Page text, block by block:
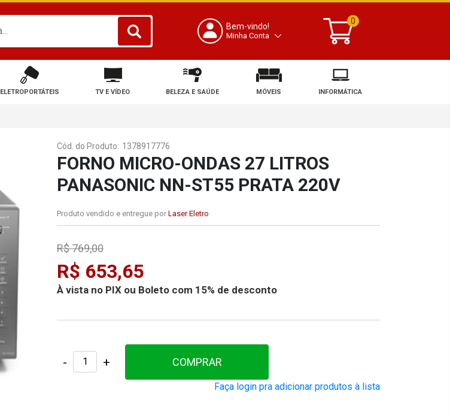
Bem-vindo!
Minha Conta
0
ELETROPORTÁTEIS TV E VÍDEO BELEZA E SAÚDE MÓVEIS INFORMÁTICA
Cód. do Produto: 1378917776
FORNO MICRO-ONDAS 27 LITROS
PANASONIC NN-ST55 PRATA 220V
Produto vendido e entregue por Laser Eletro
R$ 653,65
À vista no PIX ou Boleto com 15% de desconto
R$ 769,00
- + COMPRAR
Faça login pra adicionar produtos à lista